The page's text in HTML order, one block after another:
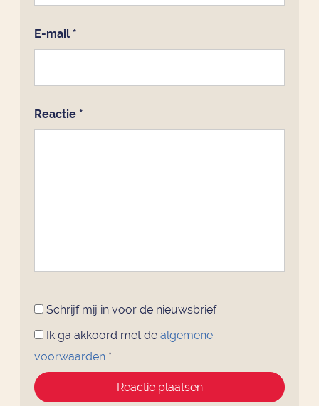
E-mail *
Reactie *
Schrijf mij in voor de nieuwsbrief
Ik ga akkoord met de algemene
voorwaarden *
Reactie plaatsen